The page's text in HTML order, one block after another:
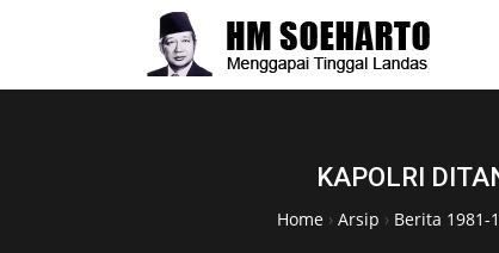
KAPOLRI
Home › Arsip › Berita 1981-